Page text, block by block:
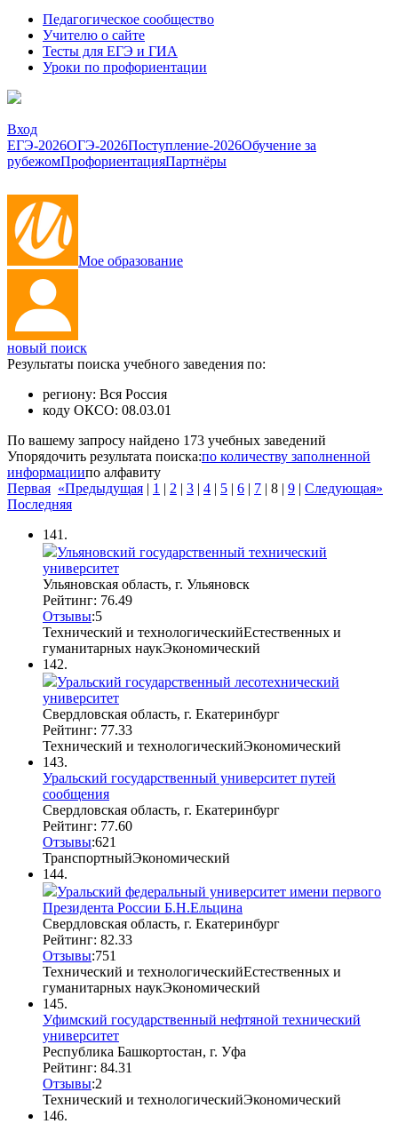
Педагогическое сообщество
Учителю о сайте
Тесты для ЕГЭ и ГИА
Уроки по профориентации
Вход
ЕГЭ-2026ОГЭ-2026Поступление-2026Обучение за
рубежомПрофориентацияПартнёры
Мое образование
новый поиск
Результаты поиска учебного заведения по:
региону: Вся Россия
коду ОКСО: 08.03.01
По вашему запросу найдено 173 учебных заведений
Упорядочить результата поиска:по количеству заполненной
информациипо алфавиту
Первая «Предыдущая | 1 | 2 | 3 | 4 | 5 | 6 | 7 | 8 | 9 | Следующая»
Последняя
141.
Ульяновский государственный технический
университет
Ульяновская область, г. Ульяновск
Рейтинг: 76.49
Отзывы:5
Технический и технологическийЕстественных и
гуманитарных наукЭкономический
142.
Уральский государственный лесотехнический
университет
Свердловская область, г. Екатеринбург
Рейтинг: 77.33
Технический и технологическийЭкономический
143.
Уральский государственный университет путей
сообщения
Свердловская область, г. Екатеринбург
Рейтинг: 77.60
Отзывы:621
ТранспортныйЭкономический
144.
Уральский федеральный университет имени первого
Президента России Б.Н.Ельцина
Свердловская область, г. Екатеринбург
Рейтинг: 82.33
Отзывы:751
Технический и технологическийЕстественных и
гуманитарных наукЭкономический
145.
Уфимский государственный нефтяной технический
университет
Республика Башкортостан, г. Уфа
Рейтинг: 84.31
Отзывы:2
Технический и технологическийЭкономический
146.